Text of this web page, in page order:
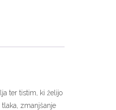
ter tistim, ki želijo
zmanjšanje